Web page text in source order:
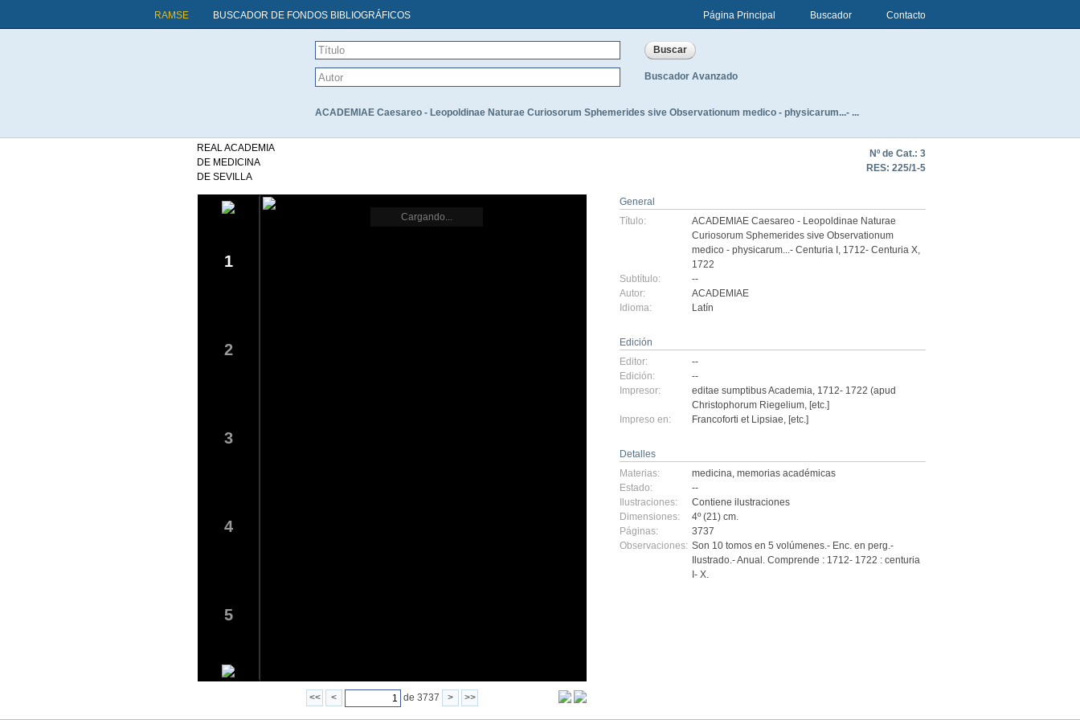
RAMSE BUSCADOR DE FONDOS BIBLIOGRÁFICOS Página Principal Buscador Contacto
REAL ACADEMIA
DE MEDICINA
DE SEVILLA
Buscador Avanzado
ACADEMIAE Caesareo - Leopoldinae Naturae Curiosorum Sphemerides sive Observationum medico - physicarum...- ...
1
2
3
4
5
Cargando...
<< < de 3737 > >>
Nº de Cat.: 3
RES: 225/1-5
General
Título:
ACADEMIAE Caesareo - Leopoldinae Naturae
Curiosorum Sphemerides sive Observationum
medico - physicarum...- Centuria I, 1712- Centuria X,
1722
Subtítulo:
--
Autor:
ACADEMIAE
Idioma:
Latín
Edición
Editor:
--
Edición:
--
Impresor:
editae sumptibus Academia, 1712- 1722 (apud
Christophorum Riegelium, [etc.]
Impreso en:
Francoforti et Lipsiae, [etc.]
Detalles
Materias:
medicina, memorias académicas
Estado:
--
Ilustraciones:
Contiene ilustraciones
Dimensiones:
4º (21) cm.
Páginas:
3737
Observaciones: Son 10 tomos en 5 volúmenes.- Enc. en perg.-
Ilustrado.- Anual. Comprende : 1712- 1722 : centuria
I- X.